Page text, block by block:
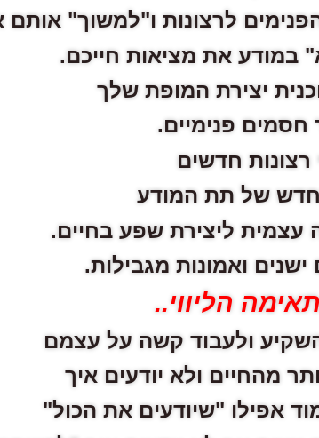
לרצונות ו"למשוך" אותם
במודע את מציאות חייכם.
יצירת המופת שלך
חסמים פנימיים.
רצונות חדשים
של תת המודע
עצמית ליצירת שפע בחיים.
ואמונות מגבילות.
הליווי..
ולעבוד קשה על עצמם
מהחיים ולא יודעים איך
אפילו "שיודעים את הכול"